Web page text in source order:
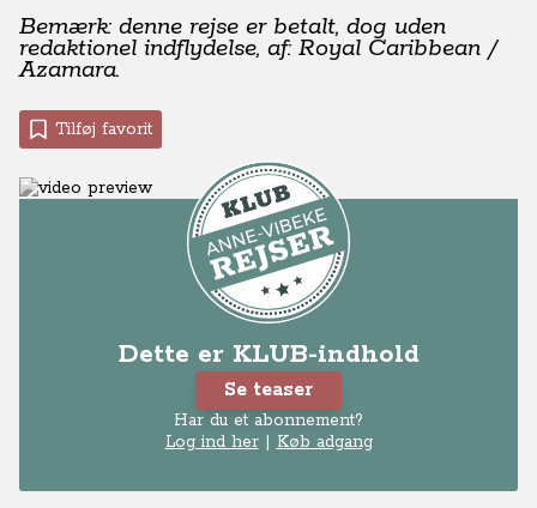
Bemærk: denne rejse er betalt, dog uden
redaktionel indflydelse, af: Royal Caribbean /
Azamara.
Tilføj favorit
Dette er KLUB-indhold
Se teaser
Har du et abonnement?
Log ind her| Køb adgang